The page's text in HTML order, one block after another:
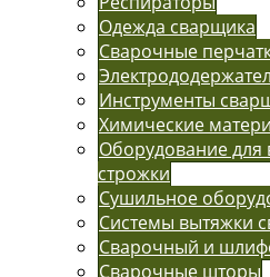
Одежда сварщика
Сварочные
Инструменты
Химические
Оборудование для
строжки
Сушильное
Системы вытяжки
Сварочный и
Сварочные шторы